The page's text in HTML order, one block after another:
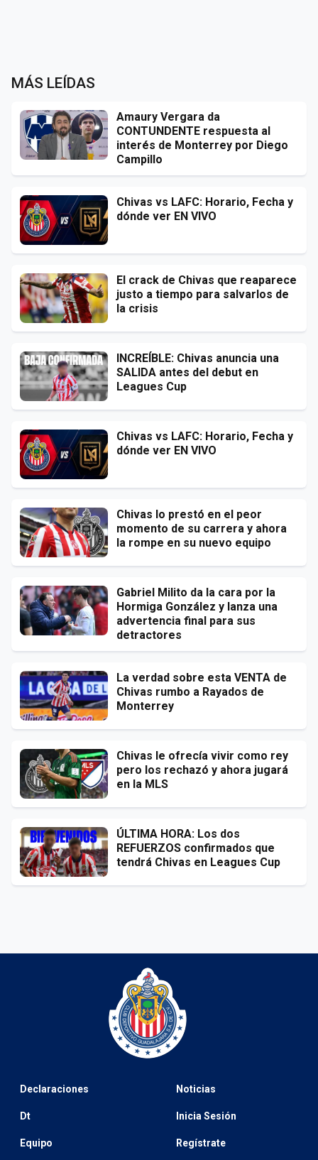
MÁS LEÍDAS
Amaury Vergara da
CONTUNDENTE respuesta al
interés de Monterrey por Diego
Campillo
Chivas vs LAFC: Horario, Fecha y
dónde ver EN VIVO
El crack de Chivas que reaparece
justo a tiempo para salvarlos de
la crisis
INCREÍBLE: Chivas anuncia una
SALIDA antes del debut en
Leagues Cup
Chivas vs LAFC: Horario, Fecha y
dónde ver EN VIVO
Chivas lo prestó en el peor
momento de su carrera y ahora
la rompe en su nuevo equipo
Gabriel Milito da la cara por la
Hormiga González y lanza una
advertencia final para sus
detractores
La verdad sobre esta VENTA de
Chivas rumbo a Rayados de
Monterrey
Chivas le ofrecía vivir como rey
pero los rechazó y ahora jugará
en la MLS
ÚLTIMA HORA: Los dos
REFUERZOS confirmados que
tendrá Chivas en Leagues Cup
Declaraciones
Dt
Equipo
Noticias
Inicia Sesión
Regístrate